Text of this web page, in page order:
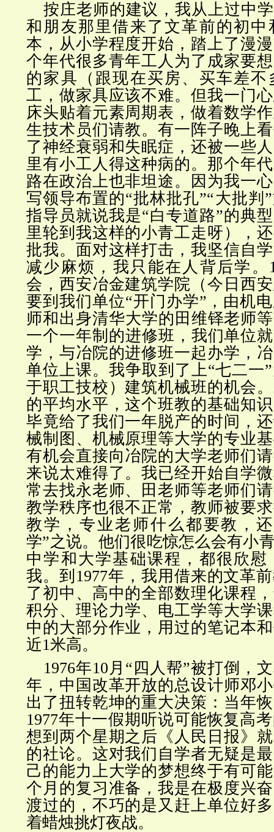
按庄老师的建议，我从上过中
和朋友那里借来了文革前的初中
本，从小学程度开始，踏上了漫
个年代很多青年工人为了成家要
的家具（跟现在买房、买车差不
工，做家具应该不难。但我一门
床头贴着元素周期表，做着数学
生技术员们请教。有一阵子晚上
了神经衰弱和失眠症，还被一些
里有小工人得这种病的。那个年
路在政治上也非坦途。因为我一
写领导布置的“批林批孔”“大批判
指导员就说我是“白专道路”的典
里轮到我这样的小青工走呀），
批我。面对这样打击，我坚信自
减少麻烦，我只能在人背后学。
会，西安冶金建筑学院（今日西
要到我们单位“开门办学”，由机
师和出身清华大学的田维铎老师
一个一年制的进修班，我们单位
学，与冶院的进修班一起办学，
单位上课。我争取到了上“七二一
于职工技校）建筑机械班的机会
的平均水平，这个班教的基础知
毕竟给了我们一年脱产的时间，
械制图、机械原理等大学的专业
有机会直接向冶院的大学老师们
来说太难得了。我已经开始自学
常去找永老师、田老师等老师们
教学秩序也很不正常，教师被要
教学，专业老师什么都要教，
学”之说。他们很吃惊怎么会有小
中学和大学基础课程，都很欣慰
我。到1977年，我用借来的文革
了初中、高中的全部数理化课程
积分、理论力学、电工学等大学
中的大部分作业，用过的笔记本
近1米高。
1976年10月“四人帮”被打倒，
年，中国改革开放的总设计师邓
出了扭转乾坤的重大决策：当年
1977年十一假期听说可能恢复高
想到两个星期之后《人民日报》
的社论。这对我们自学者无疑是
己的能力上大学的梦想终于有可
个月的复习准备，我是在极度兴
渡过的，不巧的是又赶上单位好
着蜡烛挑灯夜战。